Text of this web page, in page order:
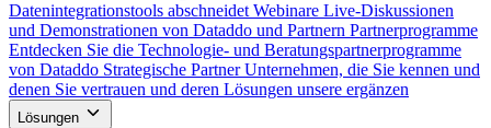
Datenintegrationstools abschneidet Webinare Live-Diskussionen
und Demonstrationen von Dataddo und Partnern Partnerprogramme
Entdecken Sie die Technologie- und Beratungspartnerprogramme
von Dataddo Strategische Partner Unternehmen, die Sie kennen und
denen Sie vertrauen und deren Lösungen unsere ergänzen
Lösungen